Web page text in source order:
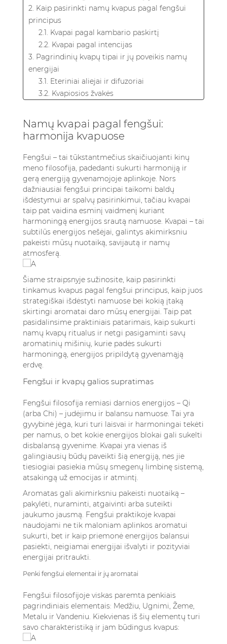
2. Kaip pasirinkti namų kvapus pagal fengšui
principus
2.1. Kvapai pagal kambario paskirtį
2.2. Kvapai pagal intencijas
3. Pagrindinių kvapų tipai ir jų poveikis namų
energijai
3.1. Eteriniai aliejai ir difuzoriai
3.2. Kvapiosios žvakės
3.4. Įvairių kvapų išdėstymo patarimai
4. Kvapų suderinimas su bagua žemėlapiu ir
namo kryptimis
4.1. Bagua zonos ir joms tinkantys aromatai
4.2. Kaip naudoti bagua žemėlapį kvapams
išdėstyti
4.3. Sezoniniai kvapų pakeitimai
5. Populiarūs kvapų ritualai ir naminių fengšui
aromatų idėjos
5.1. Erdvės valymo ritualai
5.2. Kasdieniai kvapų ritualai
5.3. Naminio gaminio fengšui aromatų
5.3.1. Prosperiteto purškalas namams
5.3.2. Harmonijos difuzoriaus mišinys
5.3.3. Virimo puodo aromatas
6. Apibendrinimas
7. Dažniausiai užduodami klausimai (DUK)
7.1. Kokie kvapai geriausiai tinka namų
harmonijai pagal fengšui?
7.2. Kaip dažnai reikėtų keisti ar atnaujinti
7.3. Ar sintetiniai kvapai tinka fengšui
praktikai?
7.4. Ar kvapiosios žvakės efektyvios fengšui
praktikoje?
7.5. Ar egzistuoja "neteisingi" kvapai fengšui
praktikoje?
Namų kvapai pagal fengšui:
harmonija kvapuose
Fengšui – tai tūkstantmečius skaičiuojanti kinų
meno filosofija, padedanti sukurti harmoniją ir
gerą energiją gyvenamojoje aplinkoje. Nors
dažniausiai fengšui principai taikomi baldų
išdėstymui ar spalvų pasirinkimui, tačiau kvapai
taip pat vaidina esminį vaidmenį kuriant
harmoningą energijos srautą namuose. Kvapai – tai
subtilūs energijos nešėjai, galintys akimirksniu
pakeisti mūsų nuotaiką, savijautą ir namų
atmosferą.
Šiame straipsnyje sužinosite, kaip pasirinkti
tinkamus kvapus pagal fengšui principus, kaip juos
strategiškai išdėstyti namuose bei kokią įtaką
skirtingi aromatai daro mūsų energijai. Taip pat
pasidalinsime praktiniais patarimais, kaip sukurti
namų kvapų ritualus ir netgi pasigaminti savų
aromatinių mišinių, kurie padės sukurti
harmoningą, energijos pripildytą gyvenamąją
erdvę.
Fengšui ir kvapų galios supratimas
Fengšui filosofija remiasi darnios energijos – Qi
(arba Chi) – judėjimu ir balansu namuose. Tai yra
gyvybinė jėga, kuri turi laisvai ir harmoningai tekėti
per namus, o bet kokie energijos blokai gali sukelti
disbalansą gyvenime. Kvapai yra vienas iš
galingiausių būdų paveikti šią energiją, nes jie
tiesiogiai pasiekia mūsų smegenų limbinę sistemą,
atsakingą už emocijas ir atmintį.
Aromatas gali akimirksniu pakeisti nuotaiką –
pakylėti, nuraminti, atgaivinti arba suteikti
jaukumo jausmą. Fengšui praktikoje kvapai
naudojami ne tik maloniam aplinkos aromatui
sukurti, bet ir kaip priemonė energijos balansui
pasiekti, neigiamai energijai išvalyti ir pozityviai
energijai pritraukti.
Penki fengšui elementai ir jų aromatai
Fengšui filosofijoje viskas paremta penkiais
pagrindiniais elementais: Medžiu, Ugnimi, Žeme,
Metalu ir Vandeniu. Kiekvienas iš šių elementų turi
savo charakteristiką ir jam būdingus kvapus: